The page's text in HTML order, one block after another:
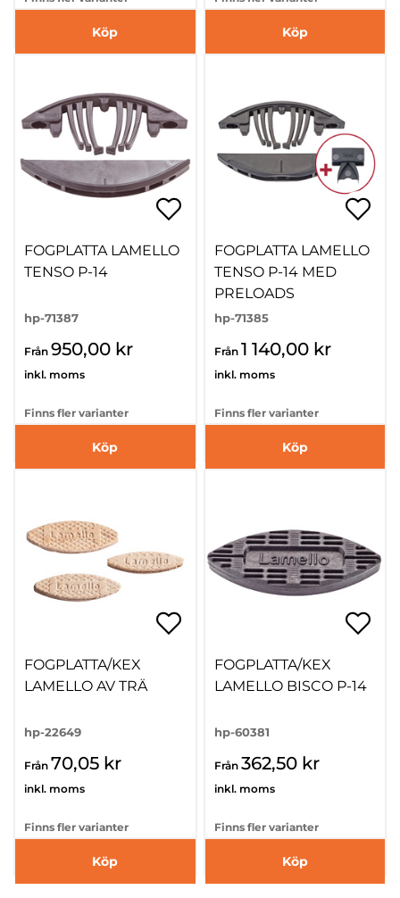
Köp Köp
FOGPLATTA LAMELLO
TENSO P-14
hp-71387
Från 950,00 kr
inkl. moms
Finns fler varianter
Köp
FOGPLATTA LAMELLO
TENSO P-14 MED
PRELOADS
hp-71385
Från 1 140,00 kr
inkl. moms
Finns fler varianter
Köp
FOGPLATTA/KEX
LAMELLO AV TRÄ
hp-22649
Från 70,05 kr
inkl. moms
Finns fler varianter
Köp
FOGPLATTA/KEX
LAMELLO BISCO P-14
hp-60381
Från 362,50 kr
inkl. moms
Finns fler varianter
Köp